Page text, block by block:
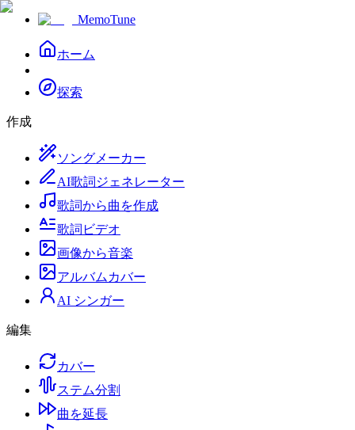
MemoTune
ホーム
探索
作成
ソングメーカー
AI歌詞ジェネレーター
歌詞から曲を作成
歌詞ビデオ
画像から音楽
アルバムカバー
AI シンガー
編集
カバー
ステム分割
曲を延長